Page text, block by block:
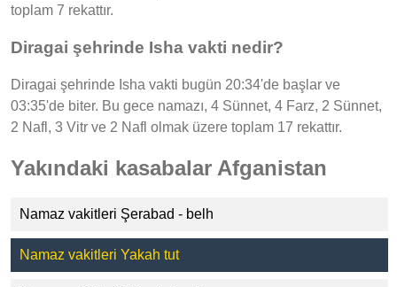
toplam 7 rekattır.
Diragai şehrinde Isha vakti nedir?
Diragai şehrinde Isha vakti bugün 20:34'de başlar ve
03:35'de biter. Bu gece namazı, 4 Sünnet, 4 Farz, 2 Sünnet,
2 Nafl, 3 Vitr ve 2 Nafl olmak üzere toplam 17 rekattır.
Yakındaki kasabalar Afganistan
Namaz vakitleri Şerabad - belh
Namaz vakitleri Yakah tut